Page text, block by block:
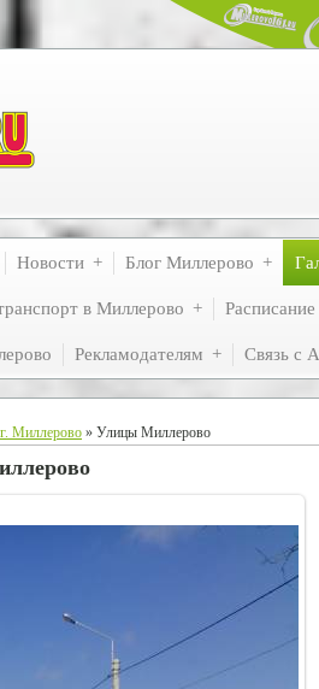
Новости Блог Миллерово
в Миллерово
Рекламодателям Связь с
Миллерово » Улицы Миллерово